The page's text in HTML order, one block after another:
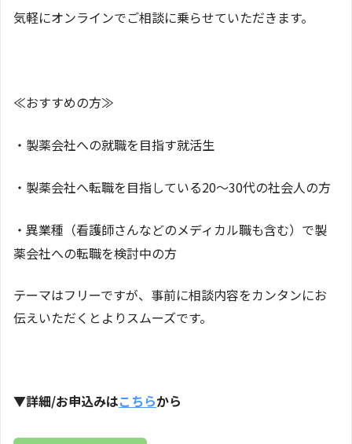
気軽にオンラインでご相談に乗らせていただきます。
≪おすすめの方≫
・製薬会社への就職を目指す就活生
・製薬会社へ転職を目指している20～30代の社会人の方
・異業種（看護師さんなどのメディカル職も含む）で製
薬会社への転職を検討中の方
テーマはフリーですが、事前に相談内容をカンタンにお
伝えいただくとよりスムーズです。
▼詳細/お申込みはこちらから